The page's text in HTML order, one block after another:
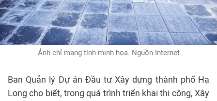
Ảnh chỉ mang tính minh họa. Nguồn Internet
Ban Quản lý Dự án Đầu tư Xây dựng thành phố Hạ
Long cho biết, trong quá trình triển khai thi công, Xây